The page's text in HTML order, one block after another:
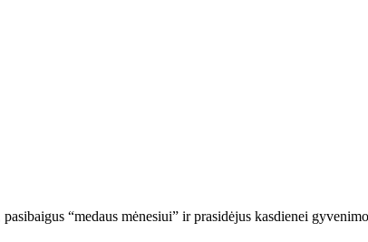
“medaus mėnesiui” ir prasidėjus kasdienei